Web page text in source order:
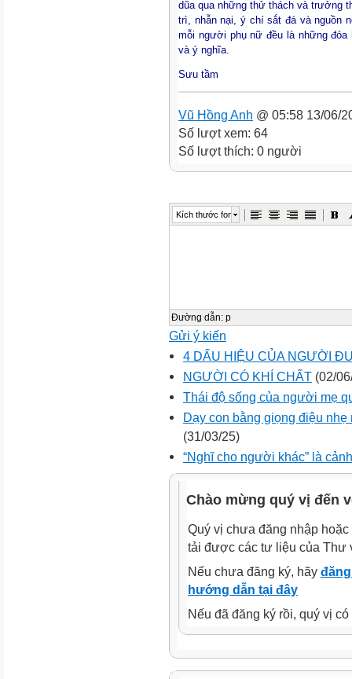
dũa qua những thử thách và trưởng
trì, nhẫn nại, ý chí sắt đá và nguồn
mỗi người phụ nữ đều là những
và ý nghĩa.
Sưu tầm
Vũ Hồng Anh @ 05:58 13/06/
Số lượt xem: 64
Số lượt thích: 0 người
Kích thước font
Đường dẫn: p
Gửi ý kiến
4 DẤU HIỆU CỦA NGƯỜI
NGƯỜI CÓ KHÍ CHẤT (02/
Thái độ sống của người mẹ
Dạy con bằng giọng điệu
(31/03/25)
“Nghĩ cho người khác” là
Chào mừng quý vị đến
Quý vị chưa đăng nhập
tải được các tư liệu của Thư
Nếu chưa đăng ký, hãy
hướng dẫn tại đây
Nếu đã đăng ký rồi, quý vị